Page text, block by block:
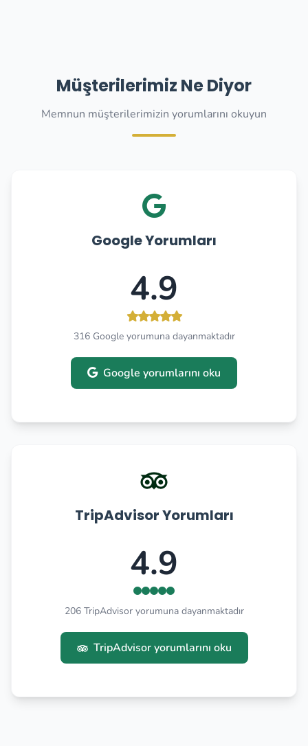
Müşterilerimiz Ne Diyor
Memnun müşterilerimizin yorumlarını okuyun
Google Yorumları
4.9
316 Google yorumuna dayanmaktadır
Google yorumlarını oku
TripAdvisor Yorumları
4.9
206 TripAdvisor yorumuna dayanmaktadır
TripAdvisor yorumlarını oku